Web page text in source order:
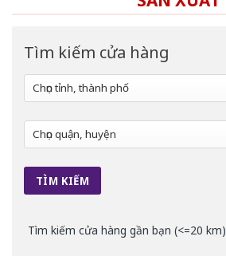
Tìm kiếm cửa hàng
Tìm kiếm cửa hàng gần bạn (<=20 km)